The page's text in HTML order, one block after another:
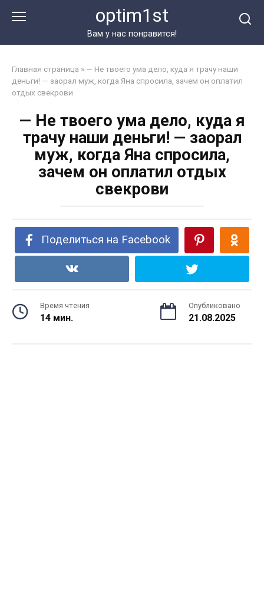
optim1st
Вам у нас понравится!
Главная страница » — Не твоего ума дело, куда я трачу наши
деньги! — заорал муж, когда Яна спросила, зачем он оплатил
отдых свекрови
— Не твоего ума дело, куда я
трачу наши деньги! — заорал
муж, когда Яна спросила,
зачем он оплатил отдых
свекрови
Поделиться на Facebook
Время чтения
14 мин.
Опубликовано
21.08.2025